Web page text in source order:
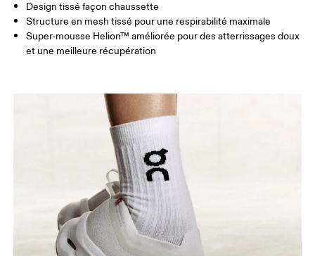
Design tissé façon chaussette
Structure en mesh tissé pour une respirabilité maximale
Super-mousse Helion™ améliorée pour des atterrissages doux
et une meilleure récupération